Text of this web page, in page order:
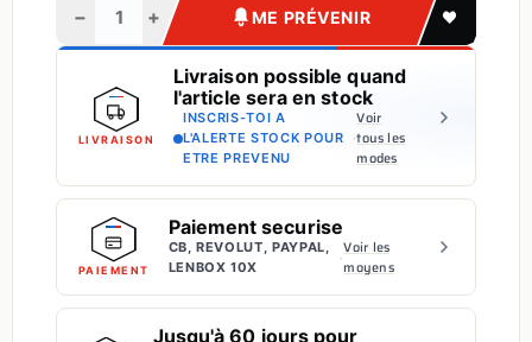
− + ME PRÉVENIR
LIVRAISON
Livraison possible quand
l'article sera en stock
INSCRIS-TOI A
L'ALERTE STOCK POUR
ETRE PREVENU
·
Voir
tous les
modes
PAIEMENT
Paiement securise
CB, REVOLUT, PAYPAL,
LENBOX 10X
·Voir les
moyens
Jusqu'à 60 jours pour